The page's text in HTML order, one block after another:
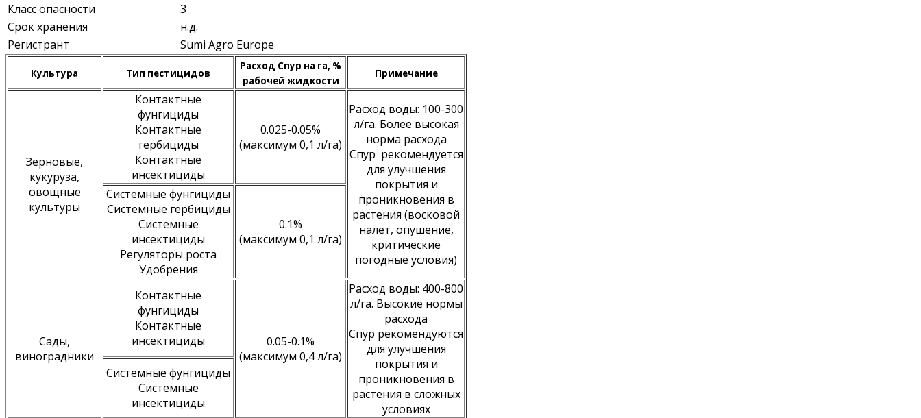
Класс опасности
3
Срок хранения
н.д.
Регистрант
Sumi Agro Europe
Культура Тип пестицидов
Расход Спур на га, %
рабочей жидкости
Примечание
Зерновые,
кукуруза,
овощные
культуры
Контактные
фунгициды
Контактные
гербициды
Контактные
инсектициды
0.025-0.05%
(максимум 0,1 л/га)
Расход воды: 100-300
л/га. Более высокая
норма расхода
Спур рекомендуется
для улучшения
покрытия и
проникновения в
растения (восковой
налет, опушение,
критические
погодные условия)
Системные фунгициды
Системные гербициды
Системные
инсектициды
Регуляторы роста
Удобрения
0.1%
(максимум 0,1 л/га)
Сады,
виноградники
Контактные
фунгициды
Контактные
инсектициды
0.05-0.1%
(максимум 0,4 л/га)
Расход воды: 400-800
л/га. Высокие нормы
расхода
Спур рекомендуются
для улучшения
покрытия и
проникновения в
растения в сложных
условиях
Системные фунгициды
Системные
инсектициды